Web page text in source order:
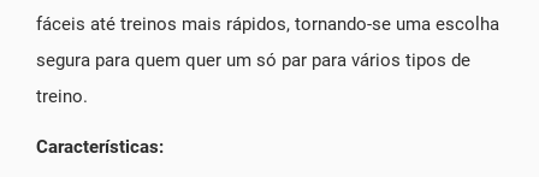
fáceis até treinos mais rápidos, tornando-se uma escolha
segura para quem quer um só par para vários tipos de
treino.
Características: